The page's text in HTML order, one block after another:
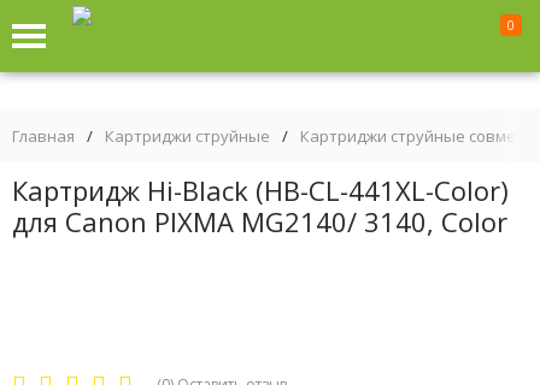
0
Главная / Картриджи струйные / Картриджи струйные
Картридж Hi-Black (HB-CL-441XL-Color)
для Canon PIXMA MG2140/ 3140, Color